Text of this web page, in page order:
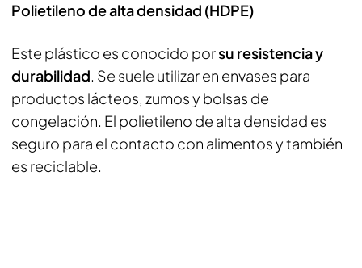
Polietileno de alta densidad (HDPE)
Este plástico es conocido porsu resistencia y
durabilidad. Se suele utilizar en envases para
productos lácteos, zumos y bolsas de
congelación. El polietileno de alta densidad es
seguro para el contacto con alimentos y también
es reciclable.